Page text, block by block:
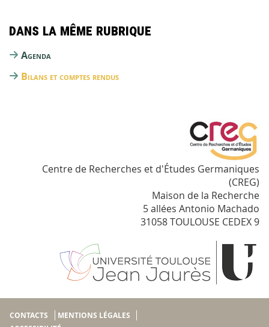
Dans la même rubrique
Agenda
Bilans et comptes rendus
Centre de Recherches et d'Études Germaniques
(CREG)
Maison de la Recherche
5 allées Antonio Machado
31058 TOULOUSE CEDEX 9
CONTACTS
MENTIONS LÉGALES